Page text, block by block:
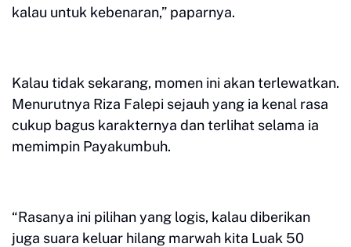
kalau untuk kebenaran,” paparnya.
Kalau tidak sekarang, momen ini akan terlewatkan.
Menurutnya Riza Falepi sejauh yang ia kenal rasa
cukup bagus karakternya dan terlihat selama ia
memimpin Payakumbuh.
“Rasanya ini pilihan yang logis, kalau diberikan
juga suara keluar hilang marwah kita Luak 50